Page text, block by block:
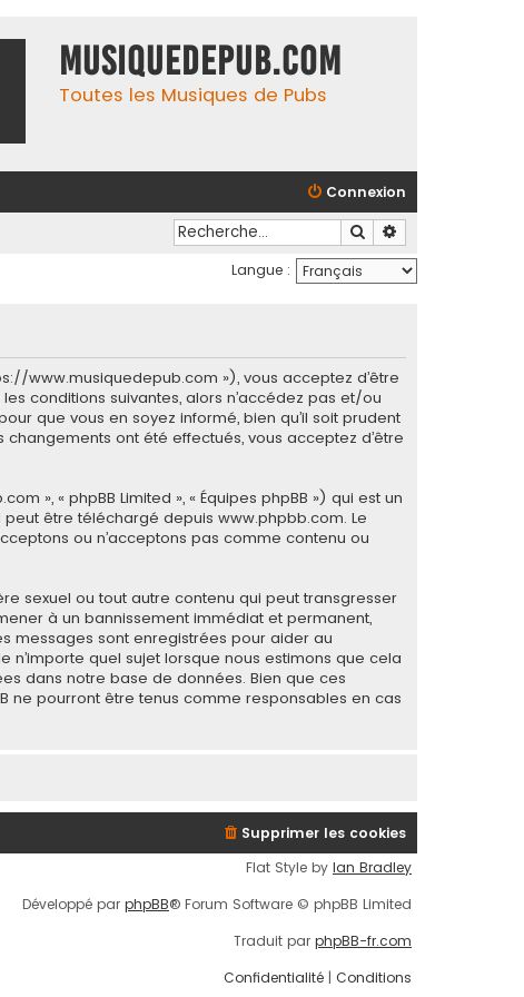
MusiqueDePub.com
Toutes les Musiques de Pubs
Connexion
Rechercher
Langue :
www.musiquedepub.com »), vous acceptez d’être
conditions suivantes, alors n’accédez pas et/ou
que vous en soyez informé, bien qu’il soit prudent
ont été effectués, vous acceptez d’être
», « phpBB Limited », « Équipes phpBB ») qui est un
peut être téléchargé depuis www.phpbb.com. Le
ou n’acceptons pas comme contenu ou
sexuel ou tout autre contenu qui peut transgresser
à un bannissement immédiat et permanent,
messages sont enregistrées pour aider au
quel sujet lorsque nous estimons que cela
dans notre base de données. Bien que ces
ne pourront être tenus comme responsables en cas
Supprimer les cookies
Flat Style by Ian Bradley
Développé par phpBB® Forum Software © phpBB Limited
Traduit par phpBB-fr.com
Confidentialité | Conditions